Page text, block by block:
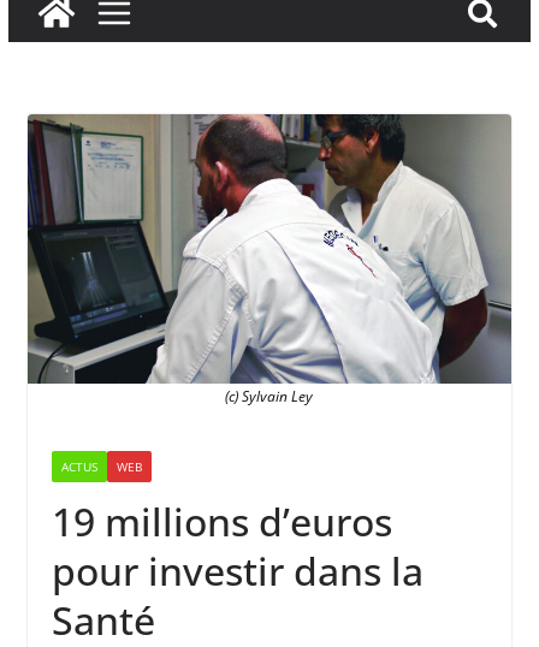
(c) Sylvain Ley
ACTUS WEB
19 millions d’euros
pour investir dans la
Santé